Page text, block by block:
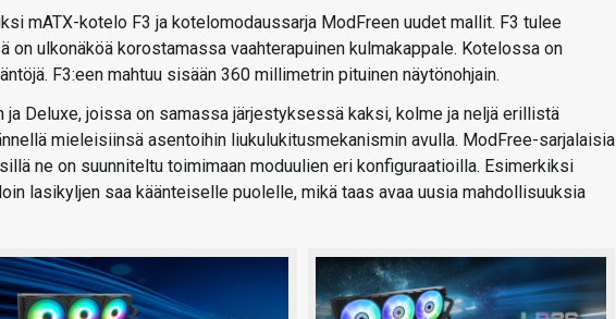
mATX-kotelo F3 ja kotelomodaussarja ModFreen uudet mallit. F3 tulee
on ulkonäköä korostamassa vaahterapuinen kulmakappale. Kotelossa on
F3:een mahtuu sisään 360 millimetrin pituinen näytönohjain.
ja Deluxe, joissa on samassa järjestyksessä kaksi, kolme ja neljä erillistä
mieleisiinsä asentoihin liukulukitusmekanismin avulla. ModFree-sarjalaisia
ne on suunniteltu toimimaan moduulien eri konfiguraatioilla. Esimerkiksi
lasikyljen saa käänteiselle puolelle, mikä taas avaa uusia mahdollisuuksia